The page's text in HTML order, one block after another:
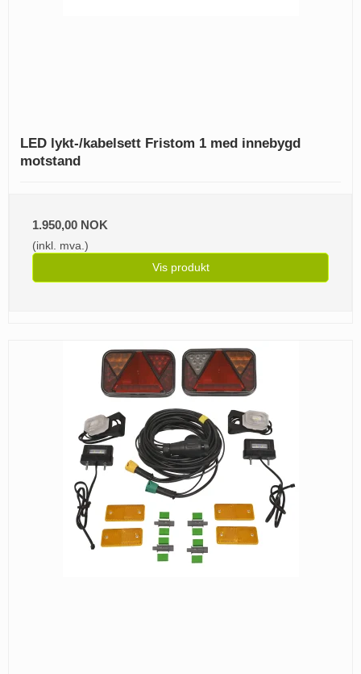
LED lykt-/kabelsett Fristom 1 med innebygd
motstand
1.950,00 NOK
(inkl. mva.)
Vis produkt